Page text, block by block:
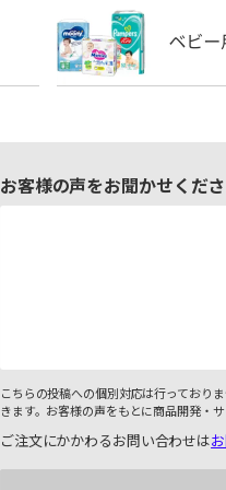
お客様の声をお聞かせくだ
こちらの投稿への個別対応は行っており
きます。お客様の声をもとに商品開発・サ
ご注文にかかわるお問い合わせは